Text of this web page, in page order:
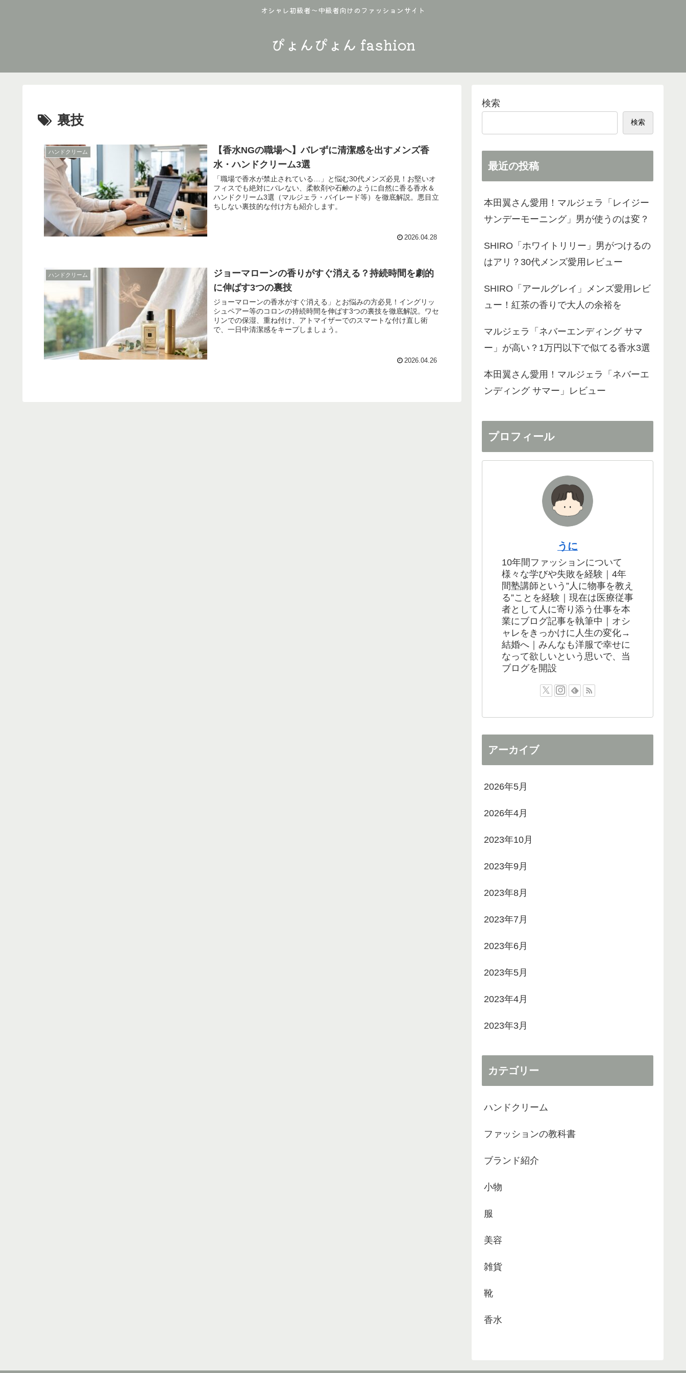
オシャレ初級者〜中級者向けのファッションサイト
ぴょんぴょん fashion
裏技
ハンドクリーム
【香水NGの職場へ】バレずに清潔感を出すメンズ香
水・ハンドクリーム3選
「職場で香水が禁止されている…」と悩む30代メンズ必見！お堅いオ
フィスでも絶対にバレない、柔軟剤や石鹸のように自然に香る香水＆
ハンドクリーム3選（マルジェラ・バイレード等）を徹底解説。悪目立
ちしない裏技的な付け方も紹介します。
2026.04.28
ハンドクリーム
ジョーマローンの香りがすぐ消える？持続時間を劇的
に伸ばす3つの裏技
ジョーマローンの香水がすぐ消える」とお悩みの方必見！イングリッ
シュペアー等のコロンの持続時間を伸ばす3つの裏技を徹底解説。ワセ
リンでの保湿、重ね付け、アトマイザーでのスマートな付け直し術
で、一日中清潔感をキープしましょう。
2026.04.26
検索
検索
最近の投稿
本田翼さん愛用！マルジェラ「レイジー
サンデーモーニング」男が使うのは変？
SHIRO「ホワイトリリー」男がつけるの
はアリ？30代メンズ愛用レビュー
SHIRO「アールグレイ」メンズ愛用レビ
ュー！紅茶の香りで大人の余裕を
マルジェラ「ネバーエンディング サマ
ー」が高い？1万円以下で似てる香水3選
本田翼さん愛用！マルジェラ「ネバーエ
ンディング サマー」レビュー
プロフィール
うに
10年間ファッションについて
様々な学びや失敗を経験｜4年
間塾講師という”人に物事を教え
る”ことを経験｜現在は医療従事
者として人に寄り添う仕事を本
業にブログ記事を執筆中｜オシ
ャレをきっかけに人生の変化→
結婚へ｜みんなも洋服で幸せに
なって欲しいという思いで、当
ブログを開設
アーカイブ
2026年5月
2026年4月
2023年10月
2023年9月
2023年8月
2023年7月
2023年6月
2023年5月
2023年4月
2023年3月
カテゴリー
ハンドクリーム
ファッションの教科書
ブランド紹介
小物
服
美容
雑貨
靴
香水